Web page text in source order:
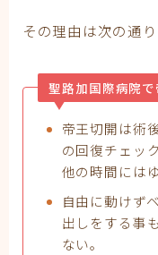
その理由は次の通り
聖路加国際病院
帝王切開は術
の回復チェッ
他の時間には
自由に動けず
出しをする事
ない。